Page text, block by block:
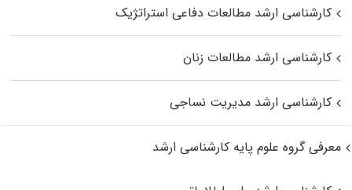
کارشناسی ارشد مطالعات دفاعی استراتژیک
کارشناسی ارشد مطالعات زنان
کارشناسی ارشد مدیریت نساجی
معرفی گروه علوم پایه کارشناسی ارشد